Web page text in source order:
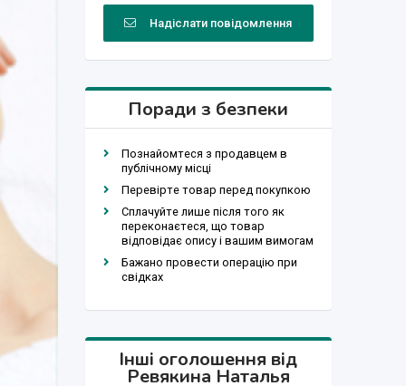
Надіслати повідомлення
Поради з безпеки
Познайомтеся з продавцем в
публічному місці
Перевірте товар перед покупкою
Сплачуйте лише після того як
переконаєтеся, що товар
відповідає опису і вашим вимогам
Бажано провести операцію при
свідках
Інші оголошення від
Ревякина Наталья